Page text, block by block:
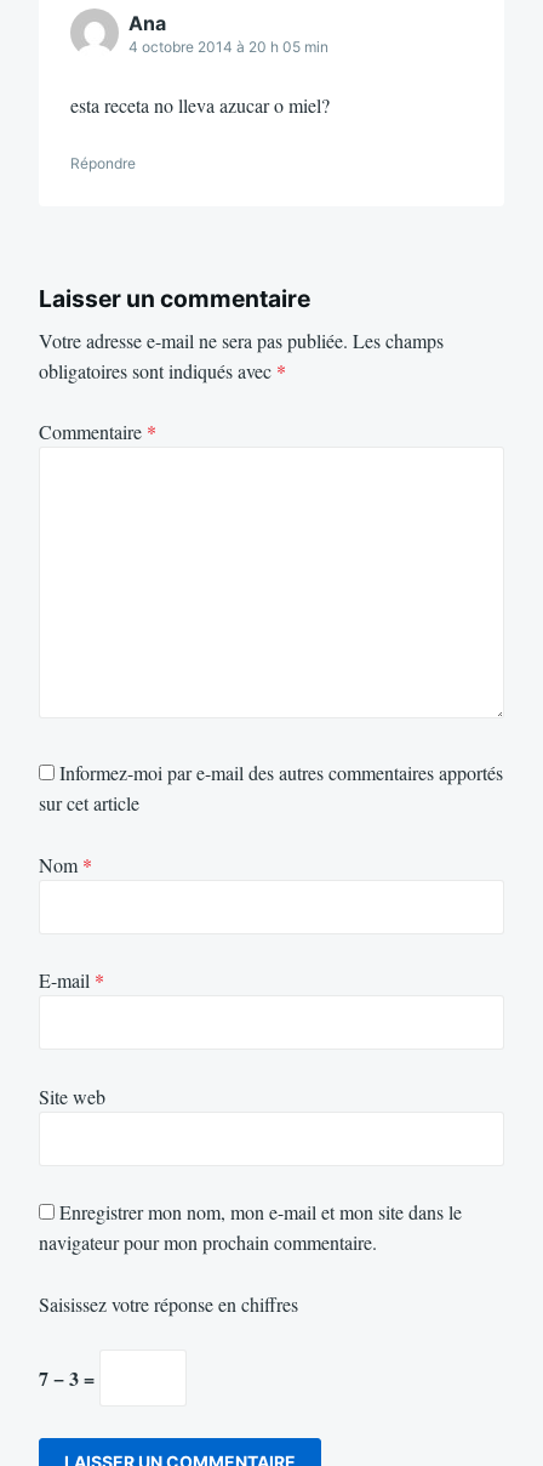
Ana
4 octobre 2014 à 20 h 05 min
esta receta no lleva azucar o miel?
Répondre
Laisser un commentaire
Votre adresse e-mail ne sera pas publiée. Les champs
obligatoires sont indiqués avec *
Commentaire *
Informez-moi par e-mail des autres commentaires apportés
sur cet article
Nom *
E-mail *
Site web
Enregistrer mon nom, mon e-mail et mon site dans le
navigateur pour mon prochain commentaire.
Saisissez votre réponse en chiffres
7 − 3 =